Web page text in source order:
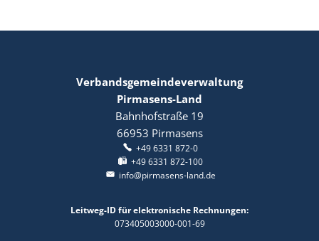
Verbandsgemeindeverwaltung
Pirmasens-Land
Bahnhofstraße 19
66953 Pirmasens
+49 6331 872-0
+49 6331 872-100
info@pirmasens-land.de
Leitweg-ID für elektronische Rechnungen:
073405003000-001-69